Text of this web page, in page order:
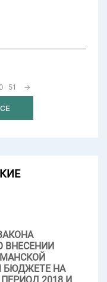
51 →
ВНЕСЕНИИ
БЮДЖЕТЕ НА
2018 И